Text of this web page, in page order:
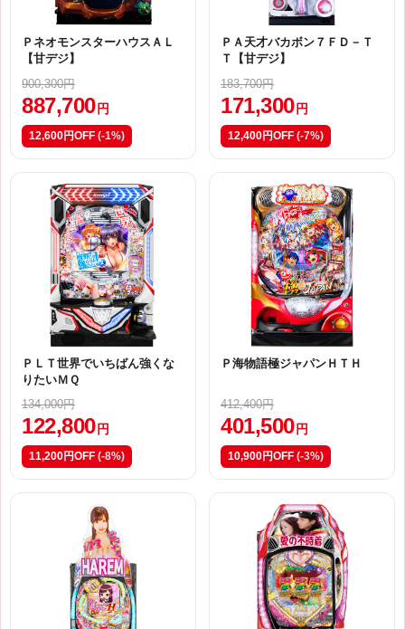
ＰネオモンスターハウスＡＬ
【甘デジ】
900,300円
887,700 円
12,600円OFF (-1%)
ＰＡ天才バカボン７ＦＤ－Ｔ
Ｔ【甘デジ】
183,700円
171,300 円
12,400円OFF (-7%)
ＰＬＴ世界でいちばん強くな
りたいＭＱ
134,000円
122,800 円
11,200円OFF (-8%)
Ｐ海物語極ジャパンＨＴＨ
412,400円
401,500 円
10,900円OFF (-3%)